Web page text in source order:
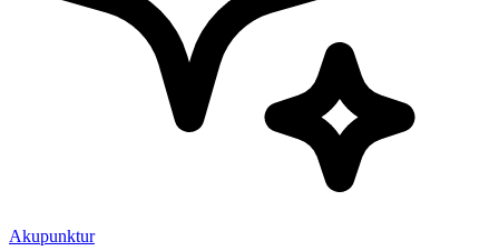
Akupunktur